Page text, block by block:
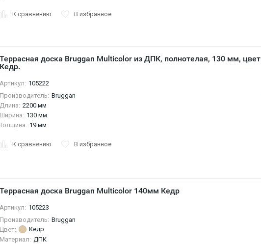
К сравнению В избранное
Террасная доска Bruggan Multicolor из ДПК, полнотелая, 130 мм, цвет
Кедр.
Артикул: 105222
Производитель: Bruggan
Длина: 2200 мм
Ширина: 130 мм
Толщина: 19 мм
К сравнению В избранное
Террасная доска Bruggan Multicolor 140мм Кедр
Артикул: 105223
Производитель: Bruggan
Цвет:
Кедр
Материал: ДПК